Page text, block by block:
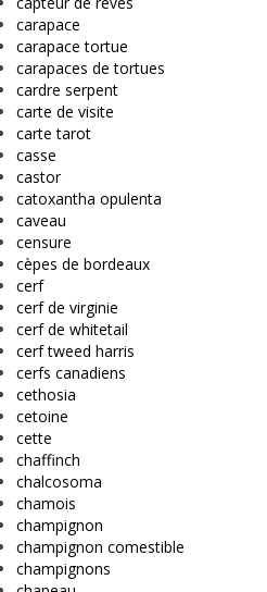
carapace
carapace tortue
carapaces de tortues
cardre serpent
carte de visite
carte tarot
casse
castor
catoxantha opulenta
caveau
censure
cèpes de bordeaux
cerf
cerf de virginie
cerf de whitetail
cerf tweed harris
cerfs canadiens
cethosia
cetoine
cette
chaffinch
chalcosoma
chamois
champignon
champignon comestible
champignons